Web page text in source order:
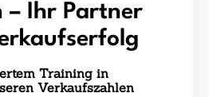
– Ihr Partner
Training in
Verkaufszahlen